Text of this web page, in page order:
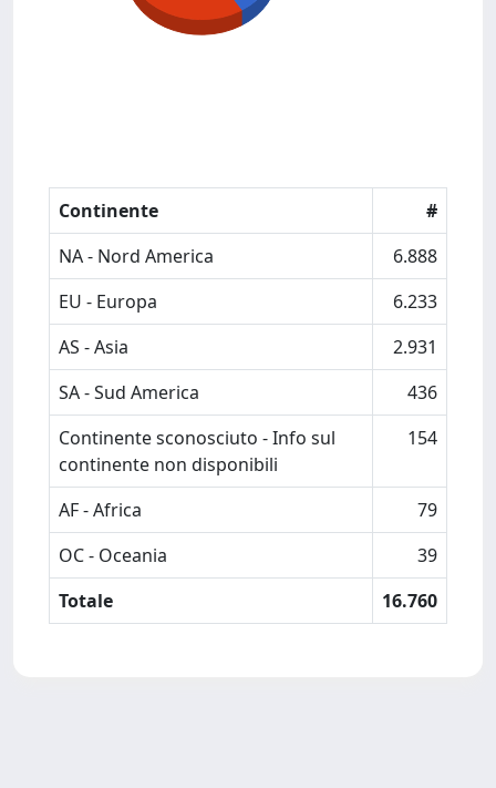
Continente
#
NA - Nord America
6.888
EU - Europa
6.233
AS - Asia
2.931
SA - Sud America
436
Continente sconosciuto - Info sul
continente non disponibili
154
AF - Africa
79
OC - Oceania
39
Totale
16.760